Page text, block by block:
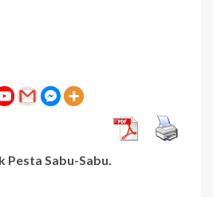
Pesta Sabu-Sabu.